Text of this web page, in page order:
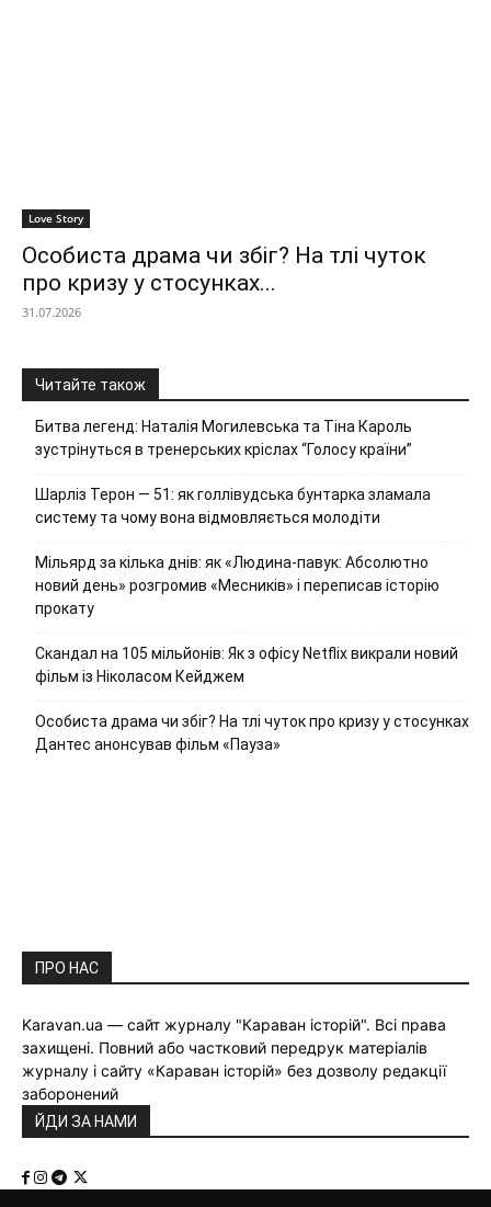
Love Story
Особиста драма чи збіг? На тлі чуток
про кризу у стосунках...
31.07.2026
Читайте також
Битва легенд: Наталія Могилевська та Тіна Кароль
зустрінуться в тренерських кріслах “Голосу країни”
Шарліз Терон — 51: як голлівудська бунтарка зламала
систему та чому вона відмовляється молодіти
Мільярд за кілька днів: як «Людина-павук: Абсолютно
новий день» розгромив «Месників» і переписав історію
прокату
Скандал на 105 мільйонів: Як з офісу Netflix викрали новий
фільм із Ніколасом Кейджем
Особиста драма чи збіг? На тлі чуток про кризу у стосунках
Дантес анонсував фільм «Пауза»
ПРО НАС
Karavan.ua — сайт журналу "Караван історій". Всі права
захищені. Повний або частковий передрук матеріалів
журналу і сайту «Караван історій» без дозволу редакції
заборонений
ЙДИ ЗА НАМИ